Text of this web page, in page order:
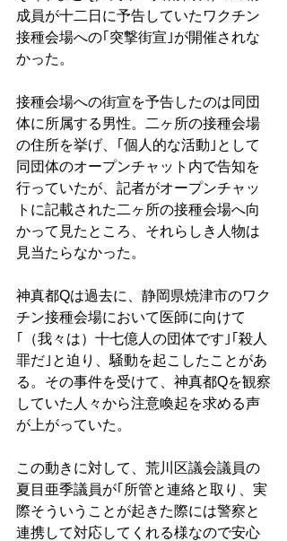
成員が十二日に予告していたワクチン
接種会場への｢突撃街宣｣が開催されな
かった。
接種会場への街宣を予告したのは同団
体に所属する男性。二ヶ所の接種会場
の住所を挙げ、｢個人的な活動｣として
同団体のオープンチャット内で告知を
行っていたが、記者がオープンチャッ
トに記載された二ヶ所の接種会場へ向
かって見たところ、それらしき人物は
見当たらなかった。
神真都Qは過去に、静岡県焼津市のワク
チン接種会場において医師に向けて
｢（我々は）十七億人の団体です｣｢殺人
罪だ｣と迫り、騒動を起こしたことがあ
る。その事件を受けて、神真都Qを観察
していた人々から注意喚起を求める声
が上がっていた。
この動きに対して、荒川区議会議員の
夏目亜季議員が｢所管と連絡と取り、実
際そういうことが起きた際には警察と
連携して対応してくれる様なので安心